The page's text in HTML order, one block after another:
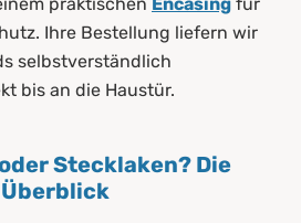
Ihre Bestellung liefern wir
selbstverständlich
bis an die Haustür.
Stecklaken? Die